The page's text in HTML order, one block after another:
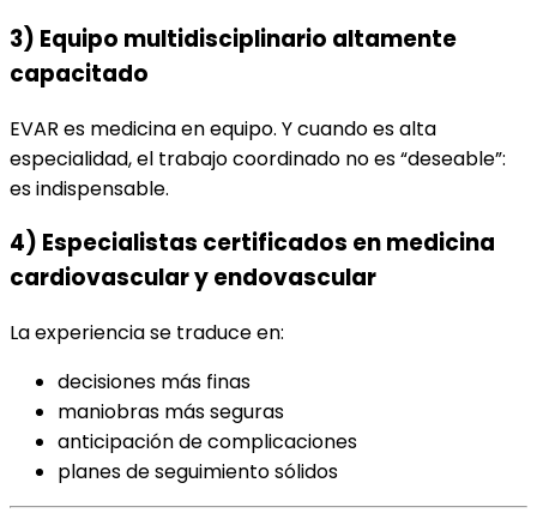
3) Equipo multidisciplinario altamente
capacitado
EVAR es medicina en equipo. Y cuando es alta
especialidad, el trabajo coordinado no es “deseable”:
es indispensable.
4) Especialistas certificados en medicina
cardiovascular y endovascular
La experiencia se traduce en:
decisiones más finas
maniobras más seguras
anticipación de complicaciones
planes de seguimiento sólidos